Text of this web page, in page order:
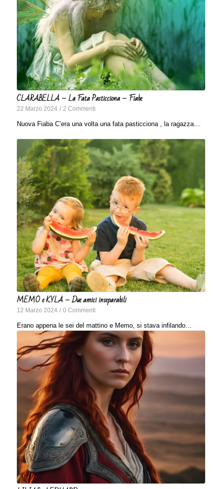
CLARABELLA – La Fata Pasticciona – Fiabe
22 Marzo 2024 / 2 Commenti
Nuova Fiaba C’era una volta una fata pasticciona , la ragazza…
MEMO e KYLA – Due amici inseparabili
12 Marzo 2024 / 0 Commenti
Erano appena le sei del mattino e Memo, si stava infilando…